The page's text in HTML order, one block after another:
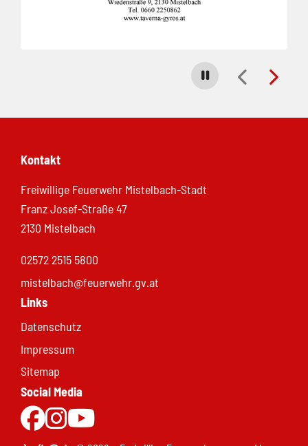
Carousel stoppen
Kontakt
Freiwillige Feuerwehr Mistelbach-Stadt
Franz Josef-Straße 47
2130 Mistelbach
02572 2515 5800
mistelbach@feuerwehr.gv.at
Links
Datenschutz
Impressum
Sitemap
Social Media
Zur Facebookseite
Zu Instgram